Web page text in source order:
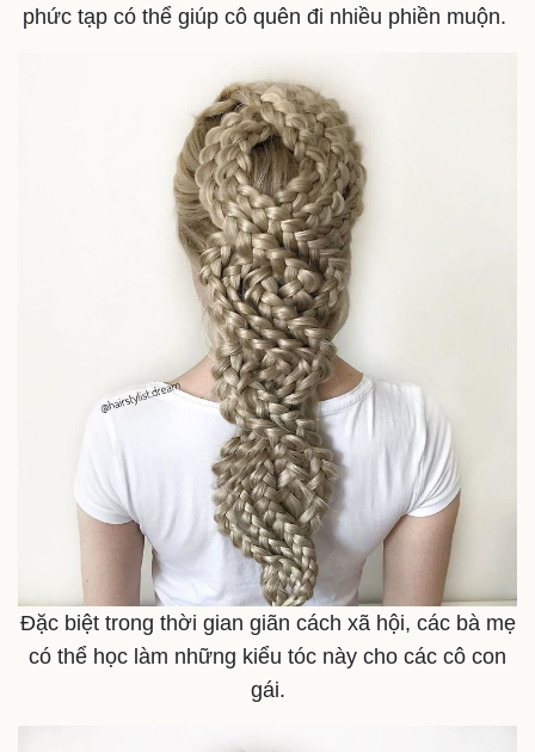
Quân sự - Quốc phòng
Vũ khí
Việt Nam
Phân tích
phức tạp có thể giúp cô quên đi nhiều phiền muộn.
Đặc biệt trong thời gian giãn cách xã hội, các bà mẹ
có thể học làm những kiểu tóc này cho các cô con
gái.